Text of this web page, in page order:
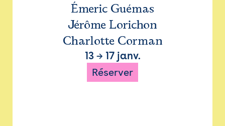
Émeric Guémas
Jérôme Lorichon
Charlotte Corman
13→ 17 janv.
Réserver